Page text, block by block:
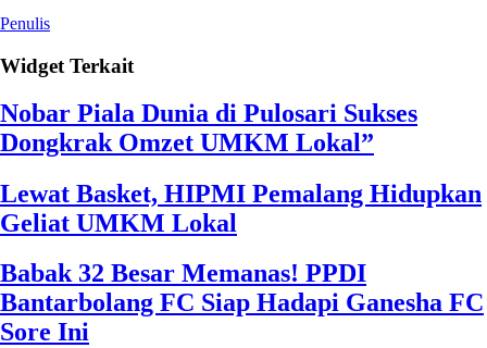
Penulis
Widget Terkait
Nobar Piala Dunia di Pulosari Sukses
Dongkrak Omzet UMKM Lokal”
Lewat Basket, HIPMI Pemalang Hidupkan
Geliat UMKM Lokal
Babak 32 Besar Memanas! PPDI
Bantarbolang FC Siap Hadapi Ganesha FC
Sore Ini